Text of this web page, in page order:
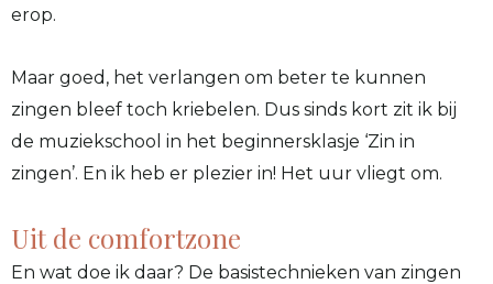
erop.
Maar goed, het verlangen om beter te kunnen
zingen bleef toch kriebelen. Dus sinds kort zit ik bij
de muziekschool in het beginnersklasje ‘Zin in
zingen’. En ik heb er plezier in! Het uur vliegt om.
Uit de comfortzone
En wat doe ik daar? De basistechnieken van zingen